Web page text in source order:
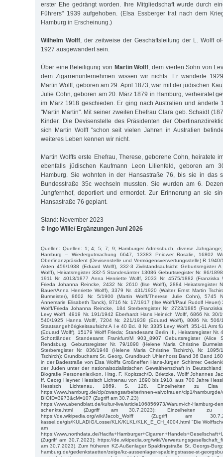
erster Ehe gedrängt worden. Ihre Mitgliedschaft wurde durch
Führers" 1939 aufgehoben. (Elsa Essberger trat nach dem
Hamburg in Erscheinung.)
Wilhelm Wolff, der zeitweise der Geschäftsleitung der L. Wolff
1927 ausgewandert sein.
Über eine Beteiligung von Martin Wolff, dem vierten Sohn von
dem Zigarrenunternehmen wissen wir nichts. Er wanderte
Martin Wolff, geboren am 29. April 1873, war mit der jüdischen
Julie Cohn, geboren am 20. März 1879 in Hamburg, verheiratet
im März 1918 geschieden. Er ging nach Australien und änderte
"Martin Martin". Mit seiner zweiten Ehefrau Clara geb. Schaidt
Kinder. Die Devisenstelle des Präsidenten der
sich Martin Wolff "schon seit vielen Jahren in Australien
weiteres Leben kennen wir nicht.
Martin Wolffs erste Ehefrau, Therese, geborene Cohn, heiratete
ebenfalls jüdischen Kaufmann Leon Lilienfeld, geboren am
Hamburg. Sie wohnten in der Hansastraße 76, bis sie in das
Bundesstraße 35c wechseln mussten. Sie wurden am 6.
Jungfernhof, deportiert und ermordet. Zur Erinnerung an sie
Hansastraße 76 geplant.
Stand: November 2023
© Ingo Wille/ Ergänzungen Juni 2026
Quellen: Quellen: 1; 4; 5; 7; 9; Hamburger Adressbuch, diverse
Hamburg – Wiedergutmachung 6647, 13383 Pniower Rosalie, 16802
Oberfinanzpräsident (Devisenstelle und Vermögensverwertungsstelle) R
Akten 459/1938 (Eduard Wolff), 332-3 Zivilstandsaufsicht Geburtsregister
Wolff), Heiratsregister 332-5 Standesämter 13086 Geburtsregister Nr. 86/
1911 Nr. 4013/1877 Anna Henriette Wolff, 2033 Nr. 4575/1882 (Franziska
Frieda Johanna Reincke, 2432 Nr. 2610 (Ilse Wolff), 2884 Heiratsregister
Bauer/Anna Henriette Wolff), 3379 Nr. 431/1920 (Walter Ernst Martin
Burmeister), 8602 Nr. 5/1900 (Martin Wolff/Therese Julie Cohn), 5745
Annemarie Elisabeth Tanck), 8716 Nr. 17/1917 (Ilse Wolff/Paul Rudolf
Wolff/Frieda Johanna Reincke, 184 Sterberegister Nr. 2723/1885
Levy Wolff, 4919 Nr. 191/1942 Eberhardt Hans Heinrich Wolff, 6866 Nr. 30/
540/1925 Hanna Wolff, 7204 Nr. 221/1938 (Eduard Wolff), 8086 Nr. 506/
Staatsangehörigkeitsaufsicht A I e 40 Bd. 8 Nr. 3335 Levy Wolff, 351-11 Amt
(Eduard Wolff), 15179 Wolff Frieda; Standesamt Berlin III, Heiratsregister Nr.
Schottländer; Standesamt Frankfurt/M 903_8907 Geburtsregister (Alice
Rendsburg, Geburtsregister Nr. 79/1898 (Helene Maria Christine
Sterberegister Nr. 836/1948 (Helene Maria Christine Tschirch), Nr.
Tschirch); Grundbuchamt St. Georg, Grundbuch Uhlenhorst Band 36 Band
in der Badestraße von Elsa Wolffs Großneffen Hans-Jürgen Schirmer.
der Juden unter der nationalsozialistischen Gewaltherrschaft in
Biografie Personenlexikon, Hrsg. F. Kopitzsch/D. Brietzke, Wolff Johannes
ff. Georg Heyner, Hessisch Lichtenau von 1890 bis 1918, aus 700 Jahre
Hessisch Lichtenau, 1869, S. 128. Einzelheiten zu Elsa
https://www.hamburg.de/clp/zwangsarbeiterinnen-valvofrauen/clp1/
BIOID=3973&cM=107 (Zugriff am 30.7.23)
https://www.abendblatt.de/kultur-live/article106856973/Warum-ich-Hamburg-
schenkte.html (Zugriff am 30.7.2023); Einzelheiten zu
https://de.wikipedia.org/wiki/Jacob_Wolff (Zugriff am
kassel.de/gis/KULADIG/Losse/KLK/KLKL/KLK_E_CH_4004.html "Die
am
https://www.northdata.de/
(Zugriff am 30.7.2023); https://de.wikipedia.org/wiki/
am 30.7.2023). Zum früheren KZ-Außenlager Spaldingstraße St. Georgs-
hamburg.de/gedenkstaetten/zeige/kz-aussenlager-spaldingstrasse-st-